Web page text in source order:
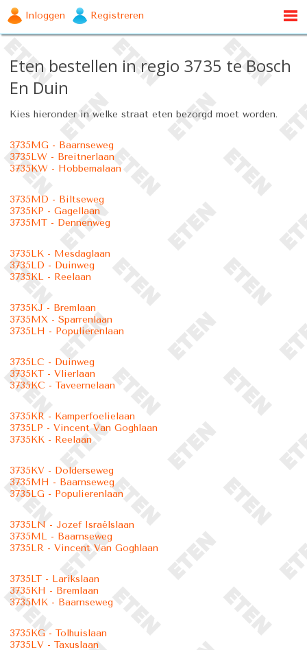
Inloggen Registreren
Eten bestellen in regio 3735 te Bosch
En Duin
Kies hieronder in welke straat eten bezorgd moet worden.
3735MG - Baarnseweg
3735LW - Breitnerlaan
3735KW - Hobbemalaan
3735MD - Biltseweg
3735KP - Gagellaan
3735MT - Dennenweg
3735LK - Mesdaglaan
3735LD - Duinweg
3735KL - Reelaan
3735KJ - Bremlaan
3735MX - Sparrenlaan
3735LH - Populierenlaan
3735LC - Duinweg
3735KT - Vlierlaan
3735KC - Taveernelaan
3735KR - Kamperfoelielaan
3735LP - Vincent Van Goghlaan
3735KK - Reelaan
3735KV - Dolderseweg
3735MH - Baarnseweg
3735LG - Populierenlaan
3735LN - Jozef Israëlslaan
3735ML - Baarnseweg
3735LR - Vincent Van Goghlaan
3735LT - Larikslaan
3735KH - Bremlaan
3735MK - Baarnseweg
3735KG - Tolhuislaan
3735LV - Taxuslaan